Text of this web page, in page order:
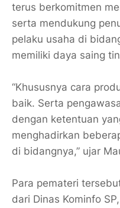
terus berkomitmen
serta mendukung
pelaku usaha di
memiliki daya saing
“Khususnya cara
baik. Serta
dengan ketentuan
menghadirkan
di bidangnya,” ujar
Para pemateri
dari Dinas Kominfo